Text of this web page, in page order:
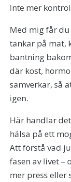
Inte mer
Med mig får
tankar på mat,
bantning
där kost,
samverkar, så
igen.
Här handlar
hälsa på ett
Att förstå vad
fasen av livet –
mer press eller